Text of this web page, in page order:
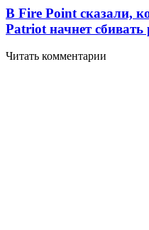
В Fire Point сказали,
Patriot начнет сбивать
Читать комментарии